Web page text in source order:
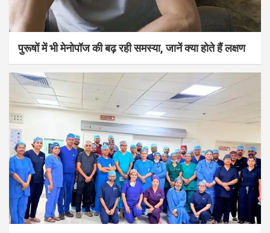
पुरूषों में भी मेनोपॉज की बढ़ रही समस्या, जानें क्या होते हैं लक्षण